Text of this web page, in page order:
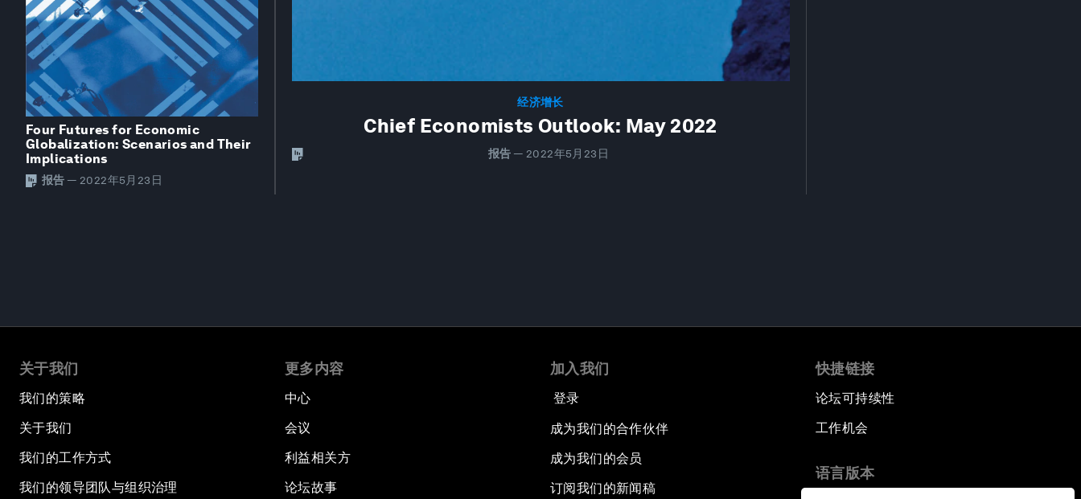
经济增长
Chief Economists Outlook: May 2022
报告 — 2022年5月23日
Four Futures for Economic
Globalization: Scenarios and Their
Implications
报告 — 2022年5月23日
关于我们
我们的策略
关于我们
我们的工作方式
我们的领导团队与组织治理
更多内容
中心
会议
利益相关方
论坛故事
加入我们
登录
成为我们的合作伙伴
成为我们的会员
订阅我们的新闻稿
快捷链接
论坛可持续性
工作机会
语言版本